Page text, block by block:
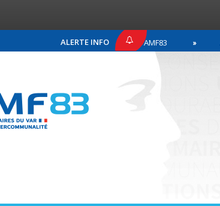
ALERTE INFO
COMMUNIQUÉ DE PRESSE AMF83 Appel